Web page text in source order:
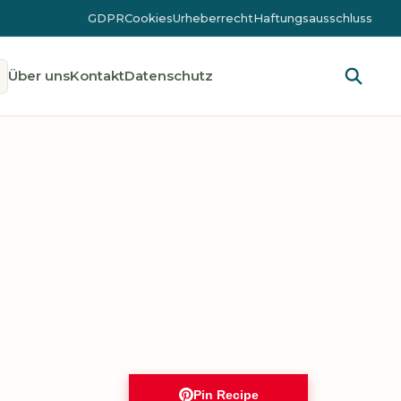
GDPRCookiesUrheberrechtHaftungsausschluss
Über unsKontaktDatenschutz
Pin Recipe